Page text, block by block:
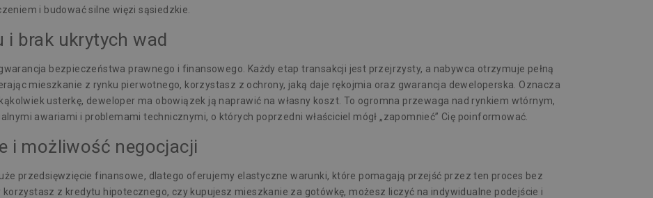
i budować silne więzi sąsiedzkie.
i brak ukrytych wad
bezpieczeństwa prawnego i finansowego. Każdy etap transakcji jest przejrzysty, a nabywca otrzymuje pełną
mieszkanie z rynku pierwotnego, korzystasz z ochrony, jaką daje rękojmia oraz gwarancja deweloperska . Oznacza
usterkę, deweloper ma obowiązek ją naprawić na własny koszt. To ogromna przewaga nad rynkiem wtórnym,
awariami i problemami technicznymi, o których poprzedni właściciel mógł „zapomnieć” Cię poinformować.
i możliwość negocjacji
przedsięwzięcie finansowe, dlatego oferujemy elastyczne warunki, które pomagają przejść przez ten proces bez
z kredytu hipotecznego, czy kupujesz mieszkanie za gotówkę, możesz liczyć na indywidualne podejście i